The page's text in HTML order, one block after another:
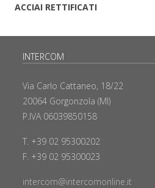
ACCIAI RETTIFICATI
INTERCOM
Via Carlo Cattaneo, 18/22
20064 Gorgonzola (MI)
P.IVA 06039850158
T. +39 02 95300202
F. +39 02 95300023
intercom@intercomonline.it